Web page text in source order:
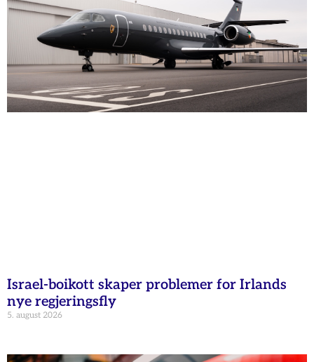
Israel-boikott skaper problemer for Irlands
nye regjeringsfly
5. august 2026